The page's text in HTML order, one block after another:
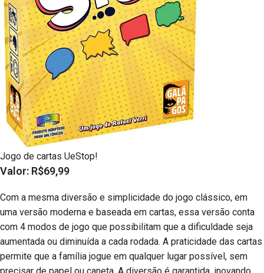
Jogo de cartas UeStop!
Valor: R$69,99
Com a mesma diversão e simplicidade do jogo clássico, em
uma versão moderna e baseada em cartas, essa versão conta
com 4 modos de jogo que possibilitam que a dificuldade seja
aumentada ou diminuída a cada rodada. A praticidade das cartas
permite que a família jogue em qualquer lugar possível, sem